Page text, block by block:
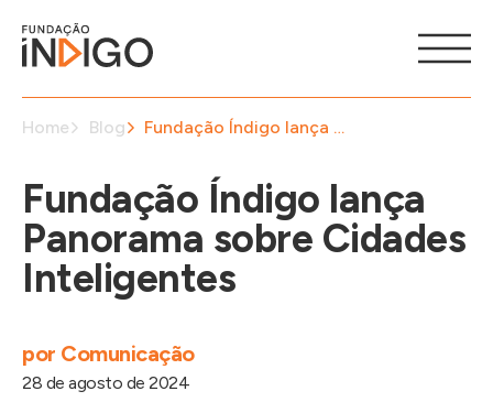
Home Blog Fundação Índigo lança Panorama sobre Cidades Inteligentes
Fundação Índigo lança
Panorama sobre Cidades
Inteligentes
por Comunicação
28 de agosto de 2024